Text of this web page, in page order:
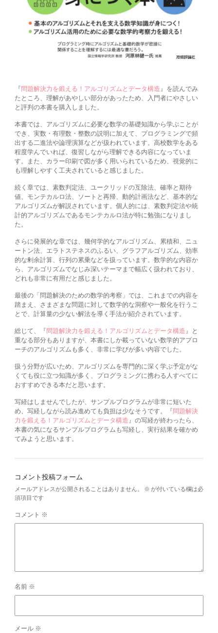
『問題解決力を鍛える！アルゴリズムとデータ構造』を読んでみ
たところ、理解があやしい部分があったため、入門者にやさしい
と評判の本書を購入しました。
本書では、アルゴリズムに必要な数学の基礎知識から学ぶことが
でき、実数・有理数・整数の説明に加えて、プログラミングで頻
出する二進法や論理演算などが扱われています。高校数学をある
程度学んでいれば、復習しながら理解できる内容になっていま
す。また、カラー印刷で図が多く用いられているため、視覚的に
も理解しやすく工夫されていると感じました。
続く章では、素数判定法、ユークリッドの互除法、確率と期待
値、モンテカルロ法、ソートと再帰、動的計画法など、基本的な
アルゴリズムが解説されています。個人的には、素数判定法や統
計的アルゴリズムであるモンテカルロ法が特に勉強になりまし
た。
さらに発展的な章では、幾何学的なアルゴリズム、累積和、ニュ
ートン法、エラトステネスのふるい、グラフアルゴリズム、効率
的な剰余計算、行列の累乗などを扱っています。数学的な内容か
ら、アルゴリズムでなじみ深いテーマまで幅広く扱われており、
どれも非常に有用だと感じました。
最後の「問題解決のための数学的考察」では、これまでの内容を
踏まえ、さまざまな問題に対して数学的な洞察や一般化を行うこ
とで、計算量の少ない解法を導く手法が紹介されています。
総じて、『問題解決力を鍛える！アルゴリズムとデータ構造』と
重なる部分もありますが、本書にしか載っていない数学的アプロ
ーチのアルゴリズムも多く、非常に学びが多い内容でした。
扱う分野が広いため、アルゴリズムを専門的に深く学ぶ予定がな
くても役に立つ知識が多く、プログラミングに携わる人すべてに
おすすめできる本だと思います。
写経はしませんでしたが、サンプルプログラムが非常に短いた
め、写経しながら読み進めても負担は少なそうです。『問題解決
力を鍛える！アルゴリズムとデータ構造』の写経が終わったら、
本書の気になるサンプルプログラムも写経し、実行結果を確かめ
てみようと思います。
コメント投稿フォーム
メールアドレスが公開されることはありません。 ※ が付いている欄は必
須項目です
コメント ※
名前 ※
メール ※